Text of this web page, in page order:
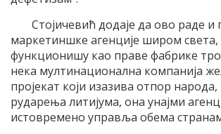
Стојичевић додаје да ово раде
маркетиншке агенције широм света,
функционишу као праве фабрике
нека мултинационална компанија
пројекат који изазива отпор народа,
рударења литијума, она унајми
истовремено управља обема